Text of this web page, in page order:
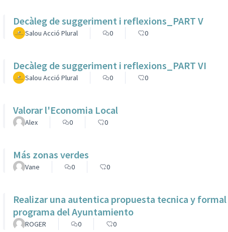
Decàleg de suggeriment i reflexions_PART V
Salou Acció Plural 0 0
Decàleg de suggeriment i reflexions_PART VI
Salou Acció Plural 0 0
Valorar l'Economia Local
Alex 0 0
Más zonas verdes
Vane 0 0
Realizar una autentica propuesta tecnica y
programa del Ayuntamiento
ROGER 0 0